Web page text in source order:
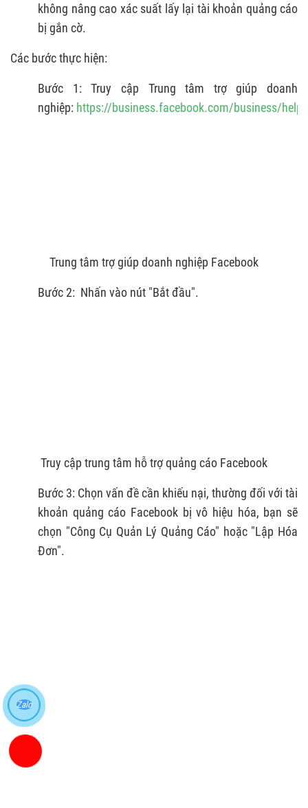
không nâng cao xác suất lấy lại tài khoản quảng cáo
bị gắn cờ.
Các bước thực hiện:
Bước 1: Truy cập Trung tâm trợ giúp doanh
nghiệp: https://business.facebook.com/business/help/
Trung tâm trợ giúp doanh nghiệp Facebook
Bước 2: Nhấn vào nút "Bắt đầu".
Truy cập trung tâm hỗ trợ quảng cáo Facebook
Bước 3: Chọn vấn đề cần khiếu nại, thường đối với tài
khoản quảng cáo Facebook bị vô hiệu hóa, bạn sẽ
chọn "Công Cụ Quản Lý Quảng Cáo" hoặc "Lập Hóa
Đơn".
Zalo